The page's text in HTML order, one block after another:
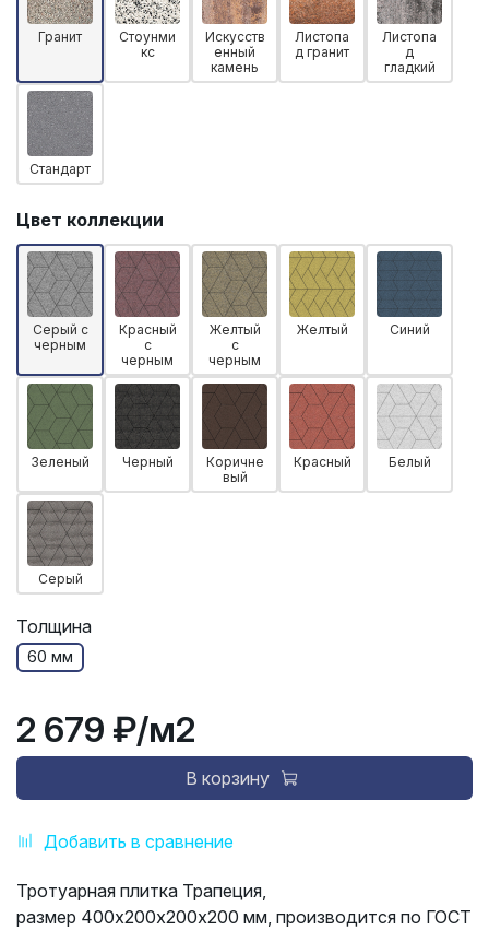
Добавить в сравнение
Гранит
Стоунми
кс
Искусств
енный
камень
Листопа
д гранит
Листопа
д
гладкий
Стандарт
Цвет коллекции
Серый с
черным
Красный
с
черным
Желтый
с
черным
Желтый Синий
Зеленый Черный
Коричне
вый
Красный Белый
Серый
Толщина
60 мм
2 679 ₽/м2
В корзину
Тротуарная плитка Трапеция,
размер 400х200х200х200 мм, производится по ГОСТ